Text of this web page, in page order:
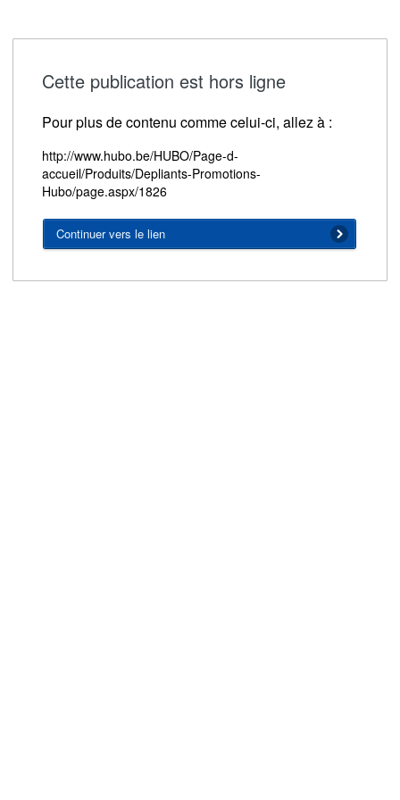
Cette publication est hors ligne
Pour plus de contenu comme celui-ci, allez à :
http://www.hubo.be/HUBO/Page-d-
accueil/Produits/Depliants-Promotions-
Hubo/page.aspx/1826
Continuer vers le lien